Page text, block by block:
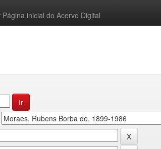
Página inicial do Acervo Digital